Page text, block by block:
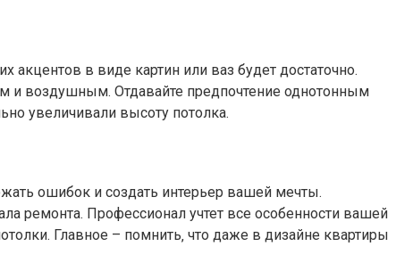
в виде картин или ваз будет достаточно.
и воздушным. Отдавайте предпочтение однотонным
увеличивали высоту потолка.
ошибок и создать интерьер вашей мечты.
ремонта. Профессионал учтет все особенности вашей
Главное – помнить‚ что даже в дизайне квартиры